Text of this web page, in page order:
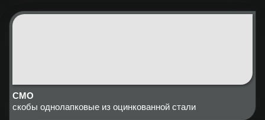
СМО
скобы однолапковые из оцинкованной стали